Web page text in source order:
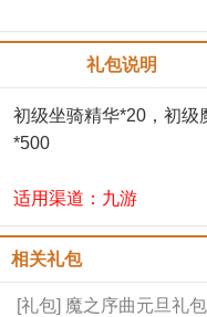
礼包说明
初级坐骑精华*20，初级
*500
适用渠道：九游
相关礼包
[礼包] 魔之序曲元旦礼包